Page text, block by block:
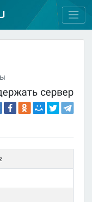
сервер